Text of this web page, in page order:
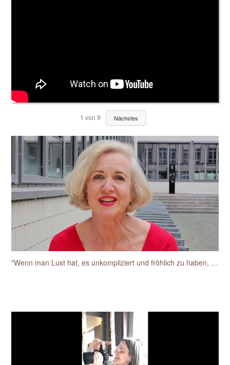
1 von 9 Nächstes
"Wenn man Lust hat, es unkompliziert und fröhlich zu haben, dann ist das einfach toll mit der Sylke"